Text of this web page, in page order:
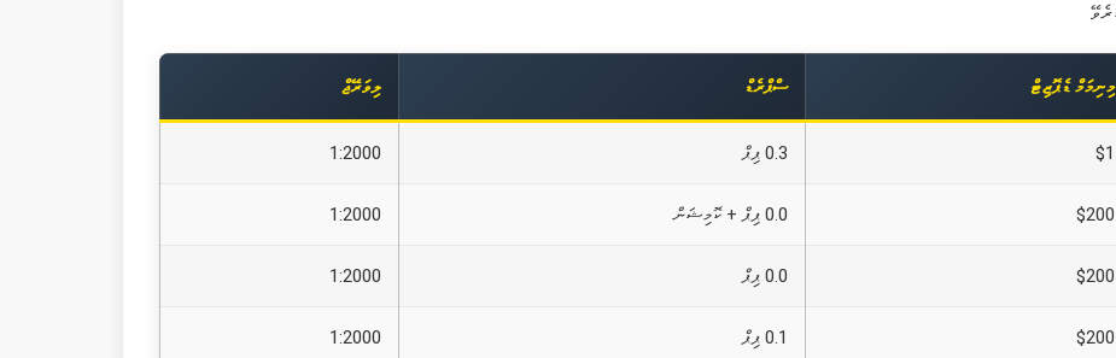
މިނިމަމް ޑެޕޮޒިޓް ސްޕްރެޑް ލިވަރޭޖް
$1 0.3 ޕިޕް 1:2000
$200 0.0 ޕިޕް + ކޮމިޝަން 1:2000
$200 0.0 ޕިޕް 1:2000
$200 0.1 ޕިޕް 1:2000